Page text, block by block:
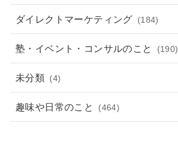
ダイレクトマーケティング (184)
塾・イベント・コンサルのこと (190)
未分類 (4)
趣味や日常のこと (464)